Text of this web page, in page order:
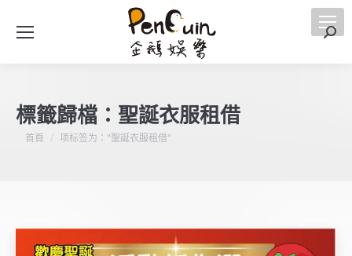
搜
標籤歸檔： 聖誕衣服租借
您在這裡：
首頁 项标签为："聖誕衣服租借"